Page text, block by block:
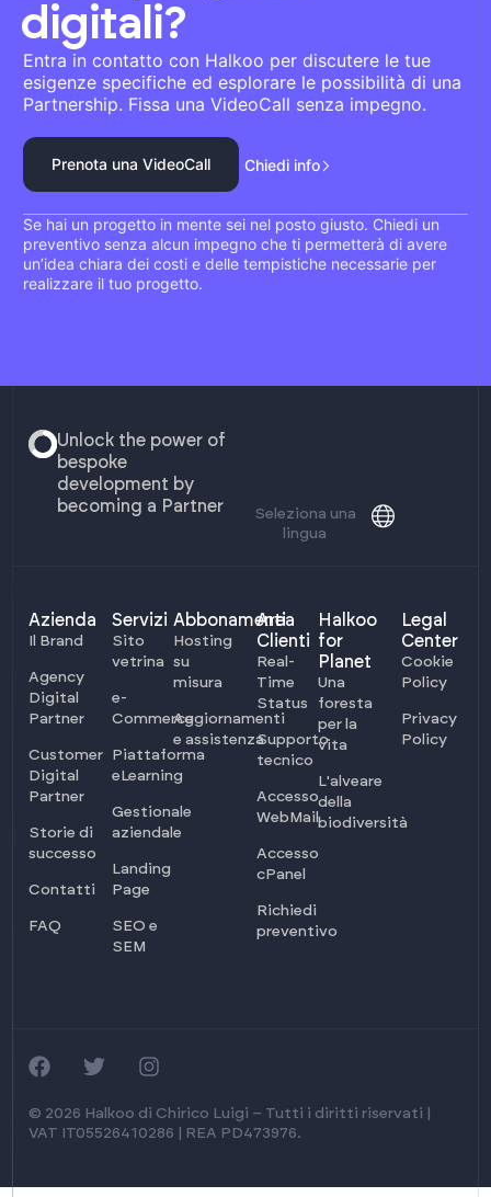
digitali?
Entra in contatto con Halkoo per discutere le tue
esigenze specifiche ed esplorare le possibilità di una
Partnership. Fissa una VideoCall senza impegno.
Prenota una VideoCall Chiedi info
Se hai un progetto in mente sei nel posto giusto. Chiedi un
preventivo senza alcun impegno che ti permetterà di avere
un’idea chiara dei costi e delle tempistiche necessarie per
realizzare il tuo progetto.
Unlock the power of
bespoke
development by
becoming a Partner
Seleziona una
lingua
Azienda
Il Brand
Agency
Digital
Partner
Customer
Digital
Partner
Storie di
successo
Contatti
FAQ
Servizi
Sito
vetrina
e-
Commerce
Piattaforma
eLearning
Gestionale
aziendale
Landing
Page
SEO e
SEM
Abbonamenti
Hosting
su
misura
Aggiornamenti
e assistenza
Area
Clienti
Real-
Time
Status
Supporto
tecnico
Accesso
WebMail
Accesso
cPanel
Richiedi
preventivo
Halkoo
for
Planet
Una
foresta
per la
vita
L'alveare
della
biodiversità
Legal
Center
Cookie
Policy
Privacy
Policy
© 2026 Halkoo di Chirico Luigi – Tutti i diritti riservati |
VAT IT05526410286 | REA PD473976.
Chiedi info